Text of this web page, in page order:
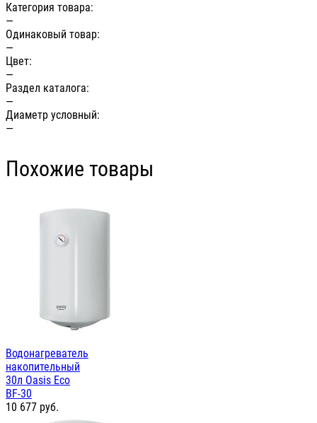
Категория товара:
—
Одинаковый товар:
—
Цвет:
—
Раздел каталога:
—
Диаметр условный:
—
Похожие товары
Водонагреватель
накопительный
30л Oasis Eco
BF-30
10 677 руб.